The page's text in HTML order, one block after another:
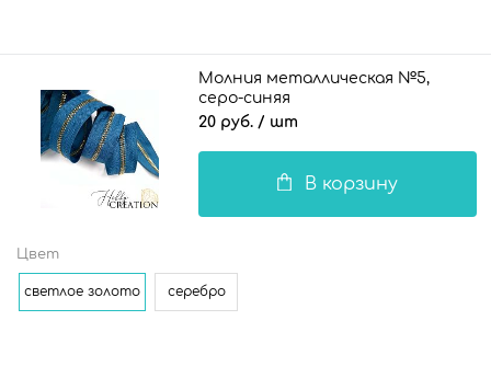
Молния металлическая №5,
серо-синяя
20 руб. / шт
В корзину
Цвет
светлое золото серебро